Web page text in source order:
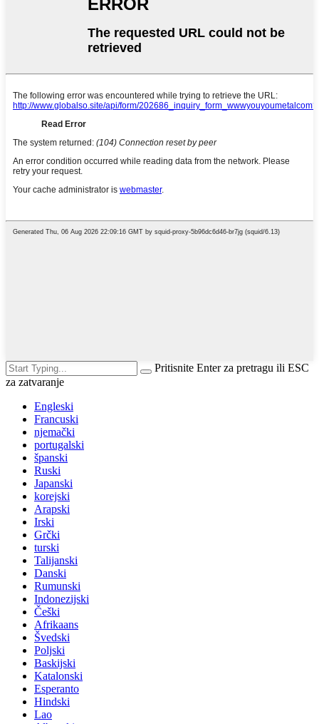
Pritisnite Enter za pretragu ili ESC
za zatvaranje
Engleski
Francuski
njemački
portugalski
španski
Ruski
Japanski
korejski
Arapski
Irski
Grčki
turski
Talijanski
Danski
Rumunski
Indonezijski
Češki
Afrikaans
Švedski
Poljski
Baskijski
Katalonski
Esperanto
Hindski
Lao